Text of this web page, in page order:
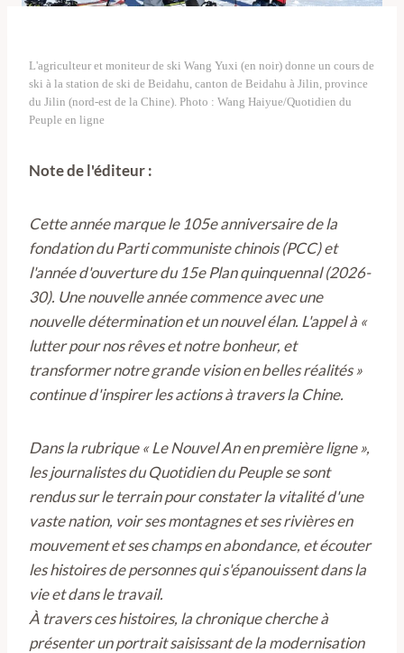
L'agriculteur et moniteur de ski Wang Yuxi (en noir) donne un cours de
ski à la station de ski de Beidahu, canton de Beidahu à Jilin, province
du Jilin (nord-est de la Chine). Photo : Wang Haiyue/Quotidien du
Peuple en ligne
Note de l'éditeur :
Cette année marque le 105e anniversaire de la
fondation du Parti communiste chinois (PCC) et
l'année d'ouverture du 15e Plan quinquennal (2026-
30). Une nouvelle année commence avec une
nouvelle détermination et un nouvel élan. L'appel à «
lutter pour nos rêves et notre bonheur, et
transformer notre grande vision en belles réalités »
continue d'inspirer les actions à travers la Chine.
Dans la rubrique « Le Nouvel An en première ligne »,
les journalistes du Quotidien du Peuple se sont
rendus sur le terrain pour constater la vitalité d'une
vaste nation, voir ses montagnes et ses rivières en
mouvement et ses champs en abondance, et écouter
les histoires de personnes qui s'épanouissent dans la
vie et dans le travail.
À travers ces histoires, la chronique cherche à
présenter un portrait saisissant de la modernisation